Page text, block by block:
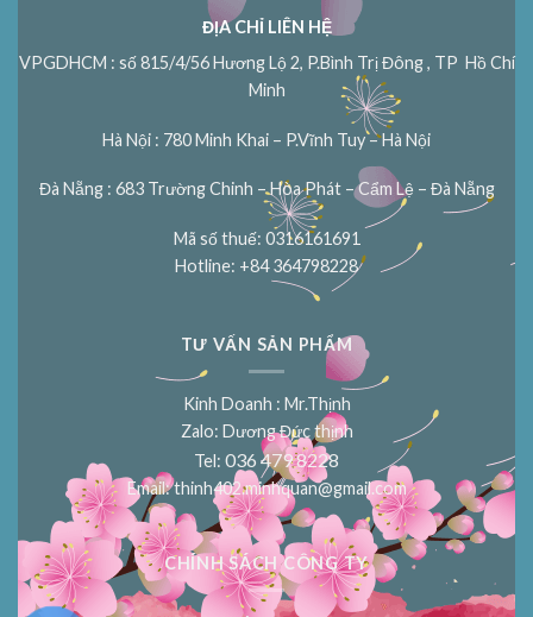
ĐỊA CHỈ LIÊN HỆ
VPGDHCM : số 815/4/56 Hương Lộ 2, P.Bình Trị Đông , TP Hồ Chí
Minh
Hà Nội : 780 Minh Khai – P.Vĩnh Tuy – Hà Nội
Đà Nẵng : 683 Trường Chinh – Hòa Phát – Cẩm Lệ – Đà Nẵng
Mã số thuế: 0316161691
Hotline: +84 364798228
TƯ VẤN SẢN PHẨM
Kinh Doanh : Mr.Thịnh
Zalo: Dương Đức thịnh
Tel: 036 479 8228
Email:thinh402.minhquan@gmail.com
CHÍNH SÁCH CÔNG TY